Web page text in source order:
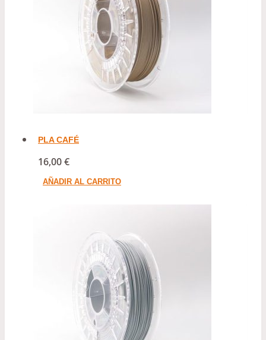
PLA CAFÉ
16,00€
AÑADIR AL CARRITO